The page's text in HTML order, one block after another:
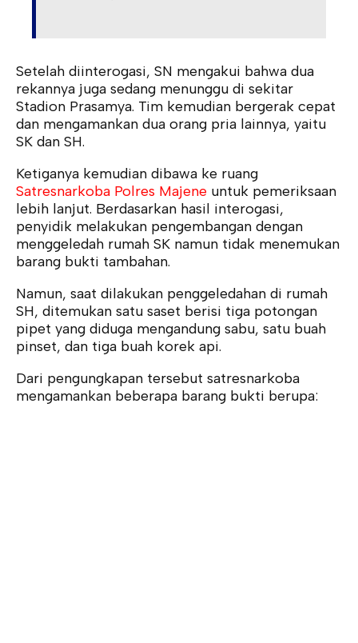
Setelah diinterogasi, SN mengakui bahwa dua
rekannya juga sedang menunggu di sekitar
Stadion Prasamya. Tim kemudian bergerak cepat
dan mengamankan dua orang pria lainnya, yaitu
SK dan SH.
Ketiganya kemudian dibawa ke ruang
Satresnarkoba Polres Majene untuk pemeriksaan
lebih lanjut. Berdasarkan hasil interogasi,
penyidik melakukan pengembangan dengan
menggeledah rumah SK namun tidak menemukan
barang bukti tambahan.
Namun, saat dilakukan penggeledahan di rumah
SH, ditemukan satu saset berisi tiga potongan
pipet yang diduga mengandung sabu, satu buah
pinset, dan tiga buah korek api.
Dari pengungkapan tersebut satresnarkoba
mengamankan beberapa barang bukti berupa: